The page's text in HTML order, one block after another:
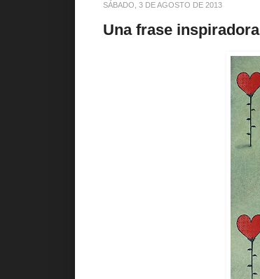
SÁBADO, 3 DE AGOSTO DE 2013
Una frase inspiradora